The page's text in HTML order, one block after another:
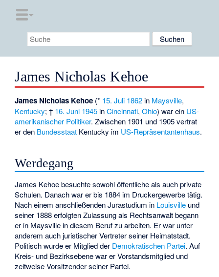
James Nicholas Kehoe
James Nicholas Kehoe (* 15. Juli 1862 in Maysville,
Kentucky; † 16. Juni 1945 inCincinnati,Ohio) war ein US-
amerikanischer Politiker. Zwischen 1901 und 1905 vertrat
er den Bundesstaat Kentucky im US-Repräsentantenhaus.
Werdegang
James Kehoe besuchte sowohl öffentliche als auch private
Schulen. Danach war er bis 1884 im Druckergewerbe tätig.
Nach einem anschließenden Jurastudium in Louisville und
seiner 1888 erfolgten Zulassung als Rechtsanwalt begann
er in Maysville in diesem Beruf zu arbeiten. Er war unter
anderem auch juristischer Vertreter seiner Heimatstadt.
Politisch wurde er Mitglied der Demokratischen Partei. Auf
Kreis- und Bezirksebene war er Vorstandsmitglied und
zeitweise Vorsitzender seiner Partei.